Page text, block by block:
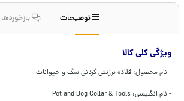
توضیحات بازخوردها
ویژگی کلی کالا
- نام محصول: قلاده برزنتی گردنی سگ و حیوانات
- نام انگلیسی: Pet and Dog Collar & Tools